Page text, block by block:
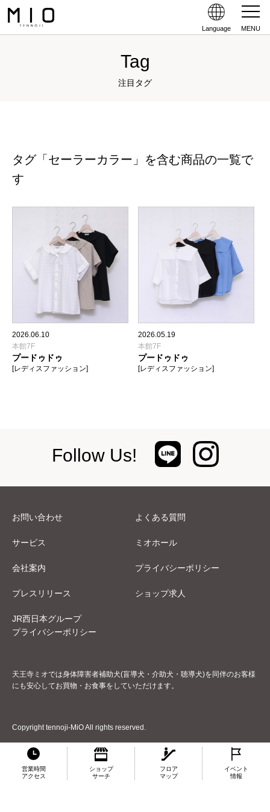
Language MENU
Tag
注目タグ
タグ「セーラーカラー」を含む商品の一覧で
す
2026.06.10
本館7F
プードゥドゥ
[レディスファッション]
2026.05.19
本館7F
プードゥドゥ
[レディスファッション]
Follow Us!
営業時間
アクセス
ショップ
サーチ
フロア
マップ
イベント
情報
お問い合わせ よくある質問
サービス ミオホール
会社案内 プライバシーポリシー
プレスリリース ショップ求人
JR西日本グループ
プライバシーポリシー
天王寺ミオでは身体障害者補助犬(盲導犬・介助犬・聴導犬)を同伴のお客様
にも安心してお買物・お食事をしていただけます。
Copyright tennoji-MiO All rights reserved.